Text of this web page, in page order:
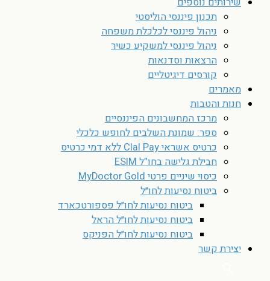
תכנון פיננסי הוליסטי
ניהול פיננסי לכלכלת משפחה
ניהול פיננסי למשקיע כשיר
הרצאות וסדנאות
קורסים דיגיטליים
מאמרים
חנות והטבות
מרכז המחשבונים הפיננסיים
ספר: שמונת השלבים לחופש כלכלי
כרטיס אשראי Clal Pay ללא דמי כרטיס
חבילת גלישה בחו”ל ESIM
כיסוי שיניים פרטי MyDoctor Gold
ביטוח נסיעות לחו״ל
ביטוח נסיעות לחו״ל פספורטכארד
ביטוח נסיעות לחו״ל הראל
ביטוח נסיעות לחו״ל הפניקס
יצירת קשר